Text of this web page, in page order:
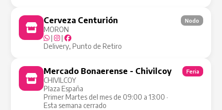
Cerveza Centurión
MORON
|
|
Delivery, Punto de Retiro
Nodo
Mercado Bonaerense - Chivilcoy
CHIVILCOY
Plaza España
Primer Martes del mes de 09:00 a 13:00 ·
Esta semana cerrado
Feria